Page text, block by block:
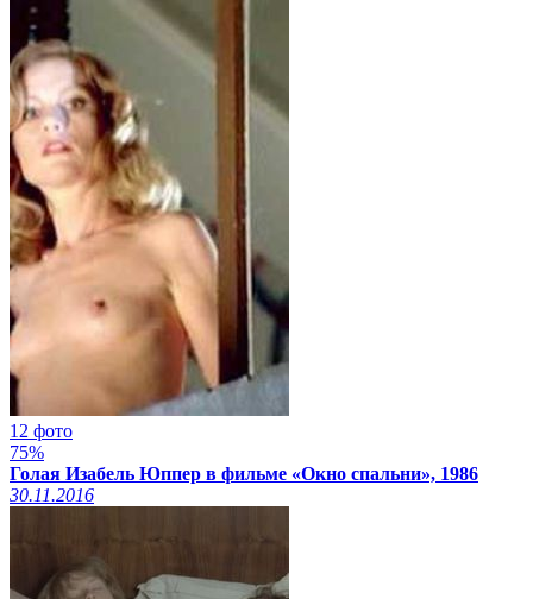
12 фото
75%
Голая Изабель Юппер в фильме «Окно спальни», 1986
30.11.2016